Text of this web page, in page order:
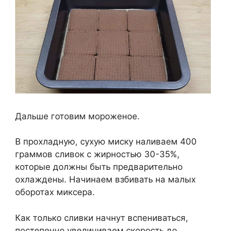
Дальше готовим мороженое.
В прохладную, сухую миску наливаем 400
граммов сливок с жирностью 30-35%,
которые должны быть предварительно
охлаждены. Начинаем взбивать на малых
оборотах миксера.
Как только сливки начнут вспениваться,